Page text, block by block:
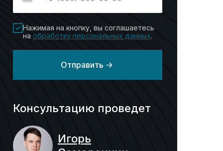
Консультацию проведет
Нажимая на кнопку, вы соглашаетесь
на обработку персональных данных.
Отправить ->
Игорь